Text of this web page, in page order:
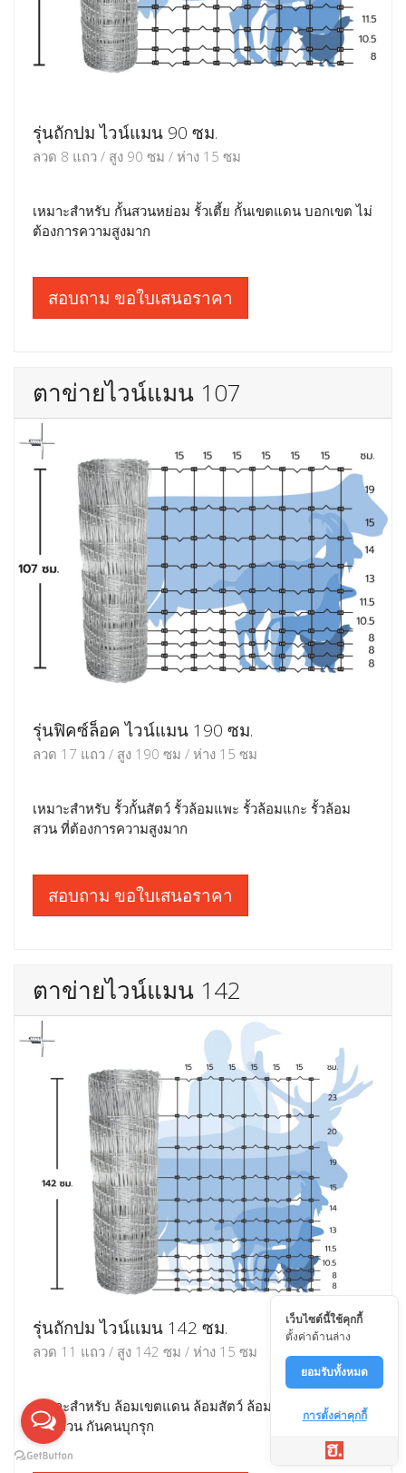
รุ่นถักปม ไวน์แมน 90 ซม.
ลวด 8 แถว / สูง 90 ซม / ห่าง 15 ซม
เหมาะสำหรับ กั้นสวนหย่อม รั้วเตี้ย กั้นเขตแดน บอกเขต ไม่
ต้องการความสูงมาก
สอบถาม ขอใบเสนอราคา
ตาข่ายไวน์แมน 107
รุ่นฟิคซ์ล็อค ไวน์แมน 190 ซม.
ลวด 17 แถว / สูง 190 ซม / ห่าง 15 ซม
เหมาะสำหรับ รั้วกั้นสัตว์ รั้วล้อมแพะ รั้วล้อมแกะ รั้วล้อม
สวน ที่ต้องการความสูงมาก
สอบถาม ขอใบเสนอราคา
ตาข่ายไวน์แมน 142
รุ่นถักปม ไวน์แมน 142 ซม.
ลวด 11 แถว / สูง 142 ซม / ห่าง 15 ซม
เหมาะสำหรับ ล้อมเขตแดน ล้อมสัตว์ ล้อมพื้นที่ ล้อมบ้าน
ล้อมสวน กันคนบุกรุก
เว็บไซต์นี้ใช้คุกกี้
ตั้งค่าด้านล่าง
ยอมรับทั้งหมด
การตั้งค่าคุกกี้